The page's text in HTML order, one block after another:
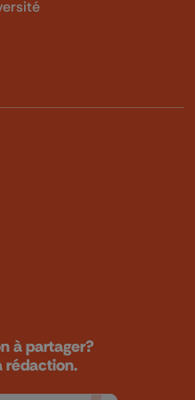
à partager?
rédaction.